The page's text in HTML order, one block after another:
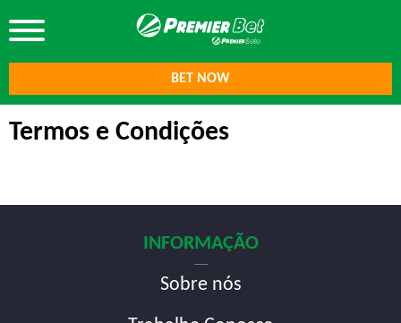
BET NOW
Termos e Condições
INFORMAÇÃO
Sobre nós